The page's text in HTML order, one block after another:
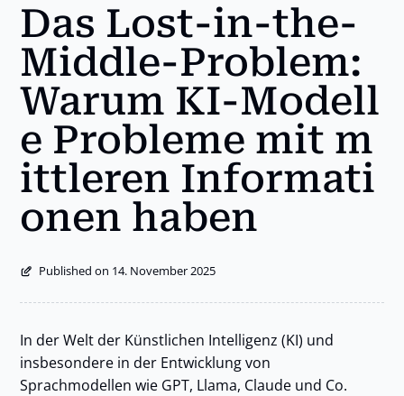
Das Lost-in-the-
Middle-Problem:
Warum KI-Modell
e Probleme mit m
ittleren Informati
onen haben
Published on 14. November 2025
In der Welt der Künstlichen Intelligenz (KI) und
insbesondere in der Entwicklung von
Sprachmodellen wie GPT, Llama, Claude und Co.